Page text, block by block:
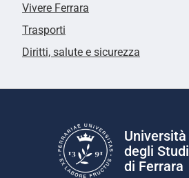
Vivere Ferrara
Trasporti
Diritti, salute e sicurezza
Università
degli Studi
di Ferrara